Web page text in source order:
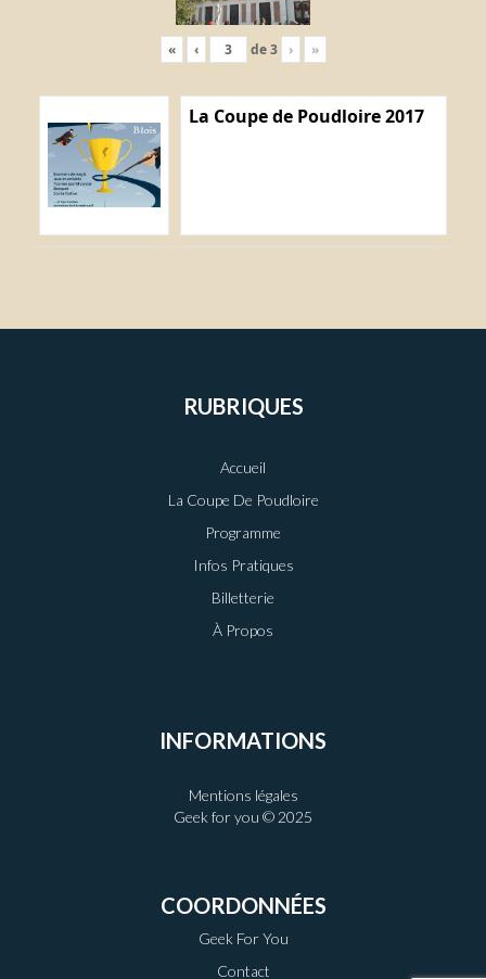
« ‹ de3 › »
La Coupe de Poudloire 2017
RUBRIQUES
Accueil
La Coupe De Poudloire
Programme
Infos Pratiques
Billetterie
À Propos
INFORMATIONS
Mentions légales
Geek for you © 2025
COORDONNÉES
Geek For You
Contact